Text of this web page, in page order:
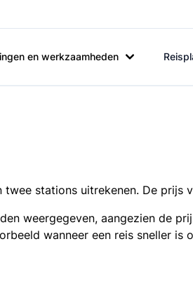
en werkzaamheden
twee stations uitrekenen. De
weergegeven, aangezien de
wanneer een reis sneller